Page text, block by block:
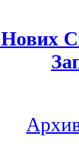
Нових